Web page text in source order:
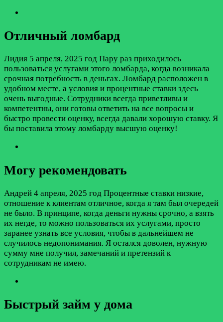
Отличный ломбард
Лидия 5 апреля, 2025 год Пару раз приходилось
пользоваться услугами этого ломбарда, когда возникала
срочная потребность в деньгах. Ломбард расположен в
удобном месте, а условия и процентные ставки здесь
очень выгодные. Сотрудники всегда приветливы и
компетентны, они готовы ответить на все вопросы и
быстро провести оценку, всегда давали хорошую ставку. Я
бы поставила этому ломбарду высшую оценку!
Могу рекомендовать
Андрей 4 апреля, 2025 год Процентные ставки низкие,
отношение к клиентам отличное, когда я там был очередей
не было. В принципе, когда деньги нужны срочно, а взять
их негде, то можно пользоваться их услугами, просто
заранее узнать все условия, чтобы в дальнейшем не
случилось недопонимания. Я остался доволен, нужную
сумму мне получил, замечаний и претензий к
сотрудникам не имею.
Быстрый займ у дома